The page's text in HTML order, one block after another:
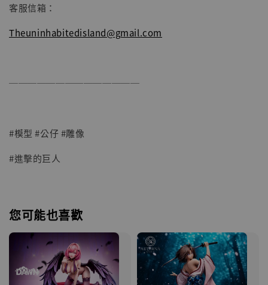
客服信箱：
Theuninhabitedisland@gmail.com
──────────────
#模型 #公仔 #雕像
#進擊的巨人
您可能也喜歡